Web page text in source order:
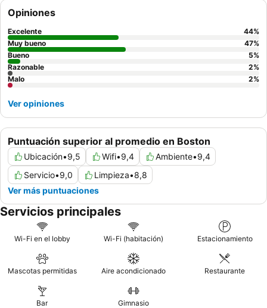
recepción
hospitalidad y eficiencia. Para una experiencia más tranquila, los
huéspedes pueden solicitar habitaciones que no den a la calle
para evitar el ruido.
Puntuación superior al promedio en Boston
Ubicación•9,5 Wifi•9,4 Ambiente•9,4
Servicio•9,0 Limpieza•8,8
Ver más puntuaciones
Opiniones
Excelente 44%
Muy bueno
47%
Bueno
5%
Razonable
2%
Malo
2%
Ver opiniones
Servicios principales
Wi-Fi en el lobby Wi-Fi (habitación) Estacionamiento
Mascotas permitidas Aire acondicionado Restaurante
Bar Gimnasio